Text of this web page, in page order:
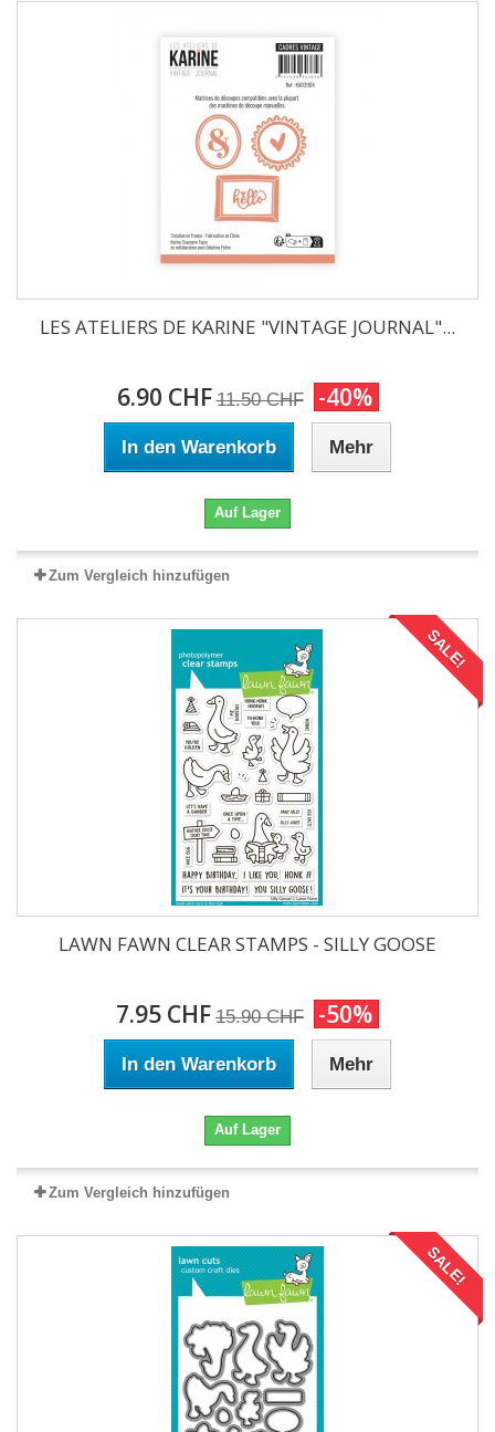
LES ATELIERS DE KARINE "VINTAGE JOURNAL"...
6.90 CHF 11.50 CHF -40%
In den Warenkorb Mehr
Auf Lager
Zum Vergleich hinzufügen
SALE!
LAWN FAWN CLEAR STAMPS - SILLY GOOSE
7.95 CHF 15.90 CHF -50%
In den Warenkorb Mehr
Auf Lager
Zum Vergleich hinzufügen
SALE!